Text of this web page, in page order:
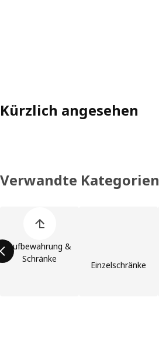
Kürzlich angesehen
Verwandte Kategorien
Aufbewahrung &
Schränke
Einzelschränke